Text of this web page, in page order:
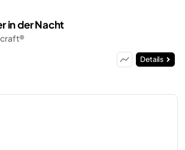
in der Nacht
Details